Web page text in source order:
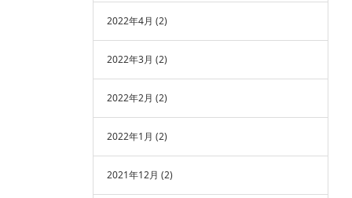
2022年4月 (2)
2022年3月 (2)
2022年2月 (2)
2022年1月 (2)
2021年12月 (2)